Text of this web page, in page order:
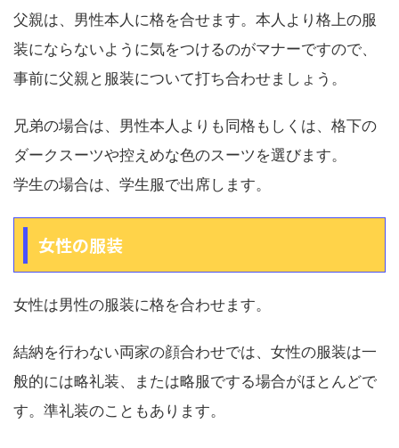
父親は、男性本人に格を合せます。本人より格上の服
装にならないように気をつけるのがマナーですので、
事前に父親と服装について打ち合わせましょう。
兄弟の場合は、男性本人よりも同格もしくは、格下の
ダークスーツや控えめな色のスーツを選びます。
学生の場合は、学生服で出席します。
女性の服装
女性は男性の服装に格を合わせます。
結納を行わない両家の顔合わせでは、女性の服装は一
般的には略礼装、または略服でする場合がほとんどで
す。準礼装のこともあります。